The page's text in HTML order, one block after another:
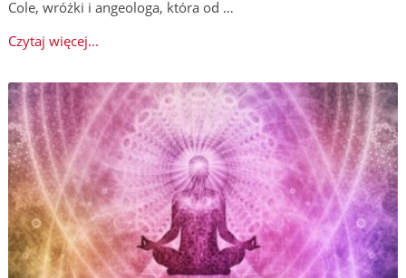
Cole, wróżki i angeologa, która od …
Czytaj więcej...